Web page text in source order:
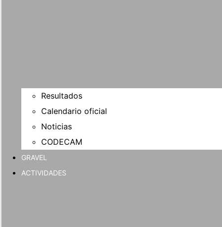
Resultados
Calendario oficial
Noticias
CODECAM
GRAVEL
ACTIVIDADES